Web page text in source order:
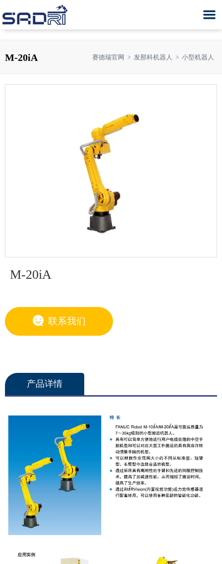
LS系列SCARA机器人
T系列SCARA控制器内置
G系列SCARA机器人
RS系列吊装机器人
蜘蛛手
SCARA机器人
小型机器人
Flexifeeder柔性振动盘
赛德瑞官网 > 发那科机器人 > 小型机器人
M-20iA
M-20iA
联系我们
产品详情